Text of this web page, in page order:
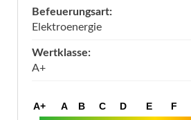
Befeuerungsart:
Elektroenergie
Wertklasse:
A+
A+ A B C D E F